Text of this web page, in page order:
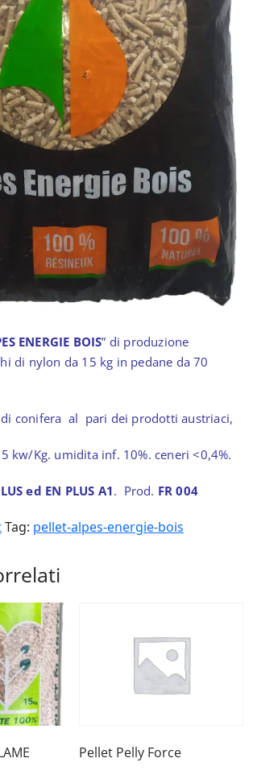
ENERGIE BOIS” di produzione
di nylon da 15 kg in pedane da 70
di conifera al pari dei prodotti austriaci,
kw/Kg. umidita inf. 10%. ceneri <0,4%.
ed EN PLUS A1. Prod. FR 004
Tag: pellet-alpes-energie-bois
Pellet Pelly Force